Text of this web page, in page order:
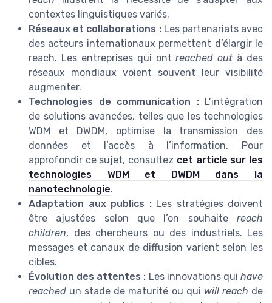
contextes linguistiques variés.
Réseaux et collaborations :Les partenariats avec
des acteurs internationaux permettent d’élargir le
reach. Les entreprises qui ontreached outà des
réseaux mondiaux voient souvent leur visibilité
augmenter.
Technologies de communication :L’intégration
de solutions avancées, telles que les technologies
WDM et DWDM, optimise la transmission des
données et l’accès à l’information. Pour
approfondir ce sujet, consultez cet article sur les
technologies WDM et DWDM dans la
nanotechnologie.
Adaptation aux publics :Les stratégies doivent
être ajustées selon que l’on souhaite reach
children, des chercheurs ou des industriels. Les
messages et canaux de diffusion varient selon les
cibles.
Évolution des attentes : Les innovations quihave
reached un stade de maturité ou qui will reach de